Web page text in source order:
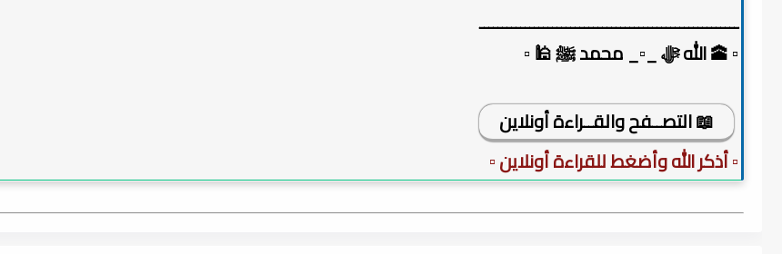
ـــــــــــــــــــــــــــــــــــــــــــــــــــــــــ
▫️ 🕋 الله ﷻ _▫️_ محمد ﷺ 🕌 ▫️
📖 التصــفح والقــراءة أونلاين
▫️ أذكر الله وأضغط للقراءة أونلاين ▫️